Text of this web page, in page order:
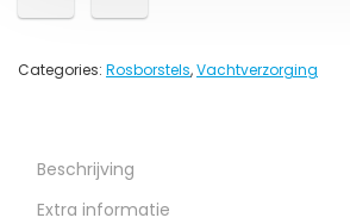
Categories: Rosborstels,Vachtverzorging
Beschrijving
Extra informatie